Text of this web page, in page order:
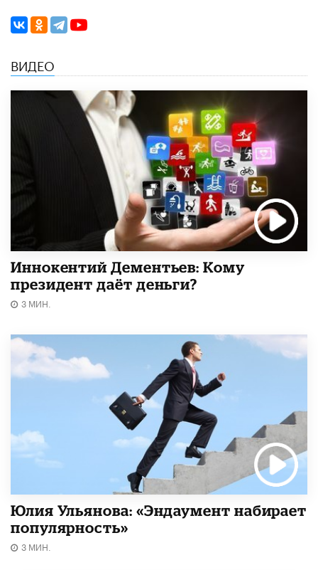
ВИДЕО
Иннокентий Дементьев: Кому
президент даёт деньги?
3 МИН.
Юлия Ульянова: «Эндаумент набирает
популярность»
3 МИН.